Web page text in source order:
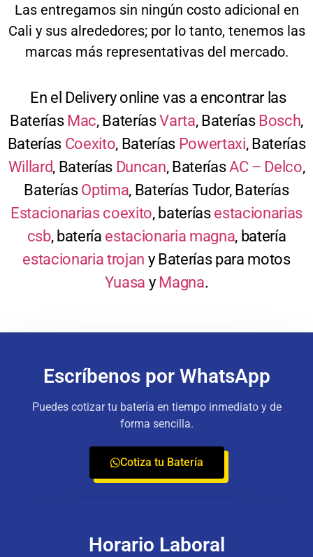
Las entregamos sin ningún costo adicional en
Cali y sus alrededores; por lo tanto, tenemos las
marcas más representativas del mercado.
En el Delivery online vas a encontrar las
Baterías Mac, BateríasVarta, Baterías Bosch,
Baterías Coexito, Baterías Powertaxi, Baterías
Willard, Baterías Duncan, BateríasAC – Delco,
Baterías Optima, Baterías Tudor, Baterías
Estacionarias coexito, baterías estacionarias
csb, batería estacionaria magna, batería
estacionaria trojan y Baterías para motos
Yuasa y Magna.
Escríbenos por WhatsApp
Puedes cotizar tu batería en tiempo inmediato y de
forma sencilla.
Cotiza tu Batería
Horario Laboral